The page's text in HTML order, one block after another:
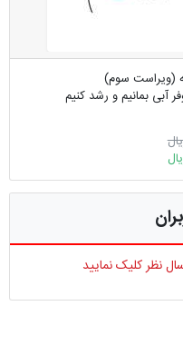
(ویراست سوم)
آبی بمانیم و رشد کنیم
نظر کلیک نمایید